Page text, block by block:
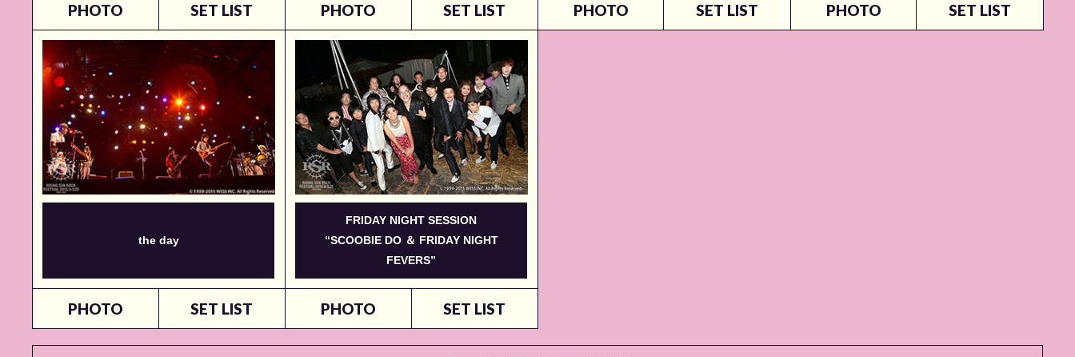
PHOTO SET LIST PHOTO SET LIST PHOTO SET LIST PHOTO SET LIST
the day
PHOTO SET LIST
FRIDAY NIGHT SESSION
“SCOOBIE DO ＆ FRIDAY NIGHT
FEVERS”
PHOTO SET LIST